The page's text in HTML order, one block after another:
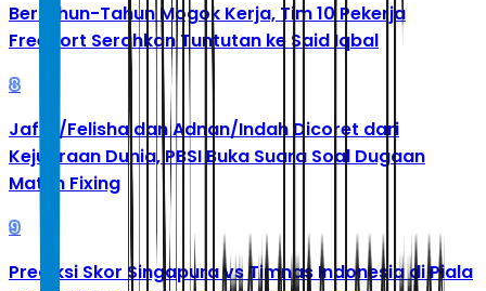
Bertahun-Tahun Mogok Kerja, Tim 10 Pekerja
Freeport Serahkan Tuntutan ke Said Iqbal
8
Jafar/Felisha dan Adnan/Indah Dicoret dari
Kejuaraan Dunia, PBSI Buka Suara Soal Dugaan
Match Fixing
9
Prediksi Skor Singapura vs Timnas Indonesia di Piala